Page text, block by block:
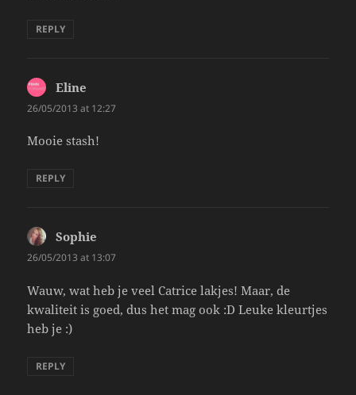
REPLY
Eline
26/05/2013 at 12:27
Mooie stash!
REPLY
Sophie
26/05/2013 at 13:07
Wauw, wat heb je veel Catrice lakjes! Maar, de
kwaliteit is goed, dus het mag ook :D Leuke kleurtjes
heb je :)
REPLY